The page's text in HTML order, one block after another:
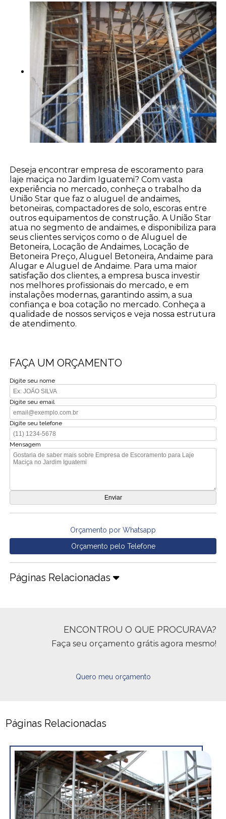
Deseja encontrar empresa de escoramento para
laje maciça no Jardim Iguatemi? Com vasta
experiência no mercado, conheça o trabalho da
União Star que faz o aluguel de andaimes,
betoneiras, compactadores de solo, escoras entre
outros equipamentos de construção. A União Star
atua no segmento de andaimes, e disponibiliza para
seus clientes serviços como o de Aluguel de
Betoneira, Locação de Andaimes, Locação de
Betoneira Preço, Aluguel Betoneira, Andaime para
Alugar e Aluguel de Andaime. Para uma maior
satisfação dos clientes, a empresa busca investir
nos melhores profissionais do mercado, e em
instalações modernas, garantindo assim, a sua
confiança e boa cotação no mercado. Conheça a
qualidade de nossos serviços e veja nossa estrutura
de atendimento.
FAÇA UM ORÇAMENTO
Digite seu nome
Digite seu email
Digite seu telefone
Mensagem
Orçamento por Whatsapp
Orçamento pelo Telefone
Páginas Relacionadas
ENCONTROU O QUE PROCURAVA?
Faça seu orçamento grátis agora mesmo!
Quero meu orçamento
Páginas Relacionadas